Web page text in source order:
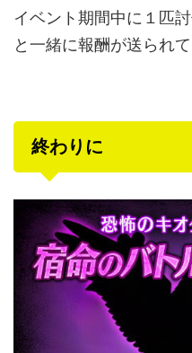
イベント期間中に１匹
と一緒に報酬が送られ
終わりに